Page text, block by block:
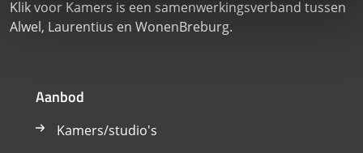
Klik voor Kamers is een samenwerkingsverband tussen
Alwel, Laurentius en WonenBreburg.
Aanbod
Kamers/studio's